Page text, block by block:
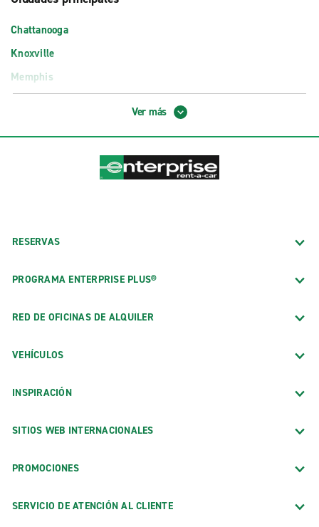
Chattanooga
Knoxville
Memphis
Aeropuerto de Knoxville-McGhee Tyson (TYS)
Aeropuerto Internacional de Memphis (MEM)
Aeropuerto Regional de Blountville-Tri-Cities (TRI)
Nashville Intl. Aeropuerto (Exóticos) (BNA)
Oficinas de ciudad
Ashland City
Bartlett, cruce Appling con Stage
Bartlett, cruce Stage con Sycamore View
Ver más
RESERVAS
PROGRAMA ENTERPRISE PLUS®
RED DE OFICINAS DE ALQUILER
VEHÍCULOS
INSPIRACIÓN
SITIOS WEB INTERNACIONALES
PROMOCIONES
SERVICIO DE ATENCIÓN AL CLIENTE